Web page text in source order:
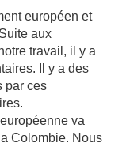
européen et
aux
travail, il y a
Il y a des
par ces
va
Colombie. Nous